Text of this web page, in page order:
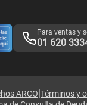
Para ventas y
01 620
ARCO|Términos y